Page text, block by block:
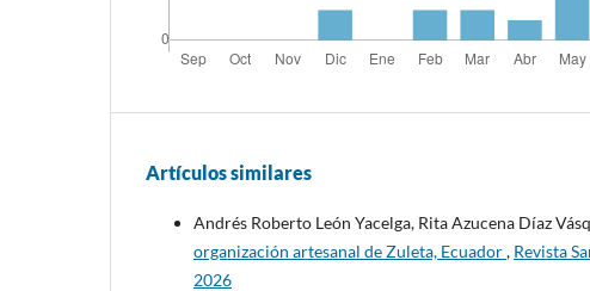
Artículos similares
Andrés Roberto León Yacelga, Rita Azucena Díaz
organización artesanal de Zuleta, Ecuador, Revista
2026